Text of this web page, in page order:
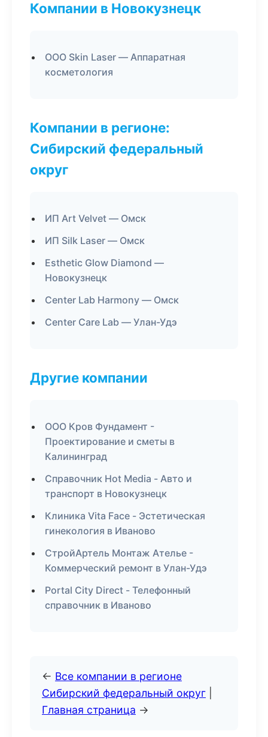
Компании в Новокузнецк
ООО Skin Laser — Аппаратная
косметология
Компании в регионе:
Сибирский федеральный
округ
ИП Art Velvet — Омск
ИП Silk Laser — Омск
Esthetic Glow Diamond —
Новокузнецк
Center Lab Harmony — Омск
Center Care Lab — Улан-Удэ
Другие компании
ООО Кров Фундамент -
Проектирование и сметы в
Калининград
Справочник Hot Media - Авто и
транспорт в Новокузнецк
Клиника Vita Face - Эстетическая
гинекология в Иваново
СтройАртель Монтаж Ателье -
Коммерческий ремонт в Улан-Удэ
Portal City Direct - Телефонный
справочник в Иваново
← Все компании в регионе
Сибирский федеральный округ
Главная страница →